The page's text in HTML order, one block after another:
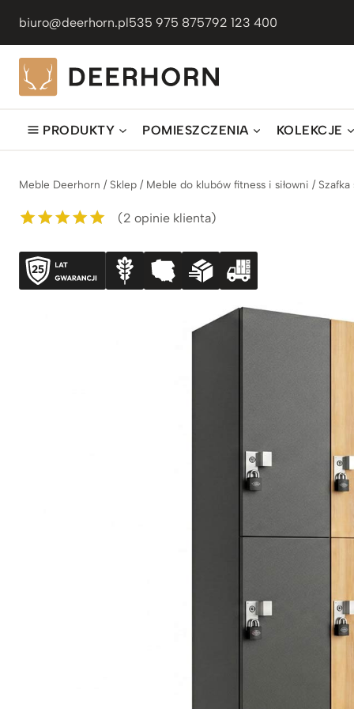
treści
biuro@deerhorn.pl535 975 875792 123 400
PRODUKTY POMIESZCZENIA KOLEKCJE
Meble Deerhorn / Sklep / Meble do klubów fitness i siłowni /
5.00na 5 na
podstawie
ocen
(2 opinie klienta)